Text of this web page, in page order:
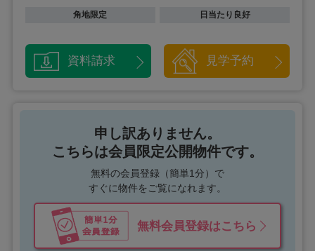
角地限定 日当たり良好
資料請求 見学予約
申し訳ありません。
こちらは会員限定公開物件です。
無料の会員登録（簡単1分）で
すぐに物件をご覧になれます。
無料会員登録はこちら